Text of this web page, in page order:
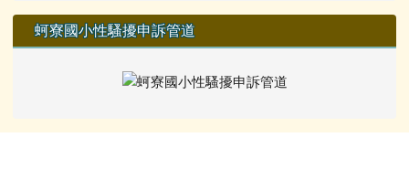
蚵寮國小性騷擾申訴管道